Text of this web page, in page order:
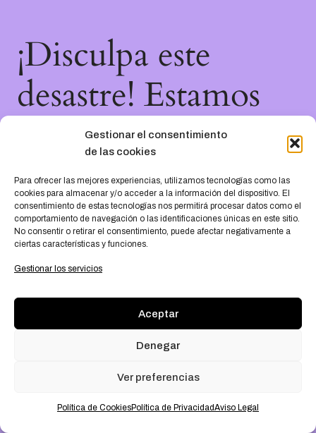
Gestionar el consentimiento
de las cookies
Para ofrecer las mejores experiencias, utilizamos tecnologías como las
cookies para almacenar y/o acceder a la información del dispositivo. El
consentimiento de estas tecnologías nos permitirá procesar datos como el
comportamiento de navegación o las identificaciones únicas en este sitio.
No consentir o retirar el consentimiento, puede afectar negativamente a
ciertas características y funciones.
Gestionar los servicios
Aceptar
Denegar
Ver preferencias
Política de CookiesPolítica de PrivacidadAviso Legal
¡Disculpa este
desastre! Estamos
trabajando en algo
increíble, ¡vuelve
pronto!